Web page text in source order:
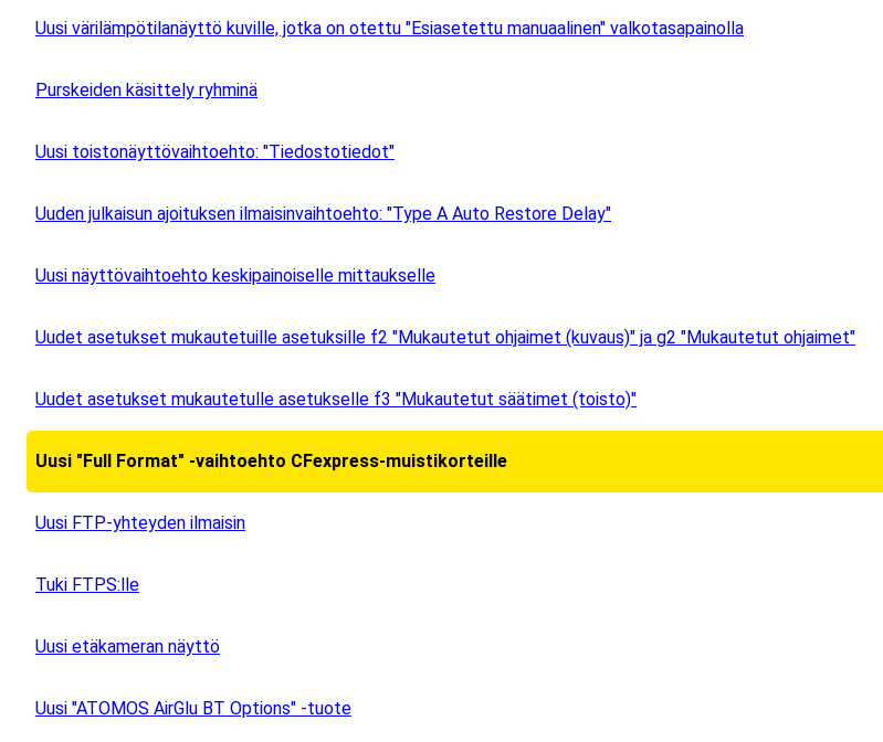
Uusi värilämpötilanäyttö kuville, jotka on otettu "Esiasetettu manuaalinen" valkotasapainolla
Purskeiden käsittely ryhminä
Uusi toistonäyttövaihtoehto: "Tiedostotiedot"
Uuden julkaisun ajoituksen ilmaisinvaihtoehto: "Type A Auto Restore Delay"
Uusi näyttövaihtoehto keskipainoiselle mittaukselle
Uudet asetukset mukautetuille asetuksille f2 "Mukautetut ohjaimet (kuvaus)" ja g2 "Mukautetut ohjaimet"
Uudet asetukset mukautetulle asetukselle f3 "Mukautetut säätimet (toisto)"
Uusi "Full Format" -vaihtoehto CFexpress-muistikorteille
Uusi FTP-yhteyden ilmaisin
Tuki FTPS:lle
Uusi etäkameran näyttö
Uusi "ATOMOS AirGlu BT Options" -tuote